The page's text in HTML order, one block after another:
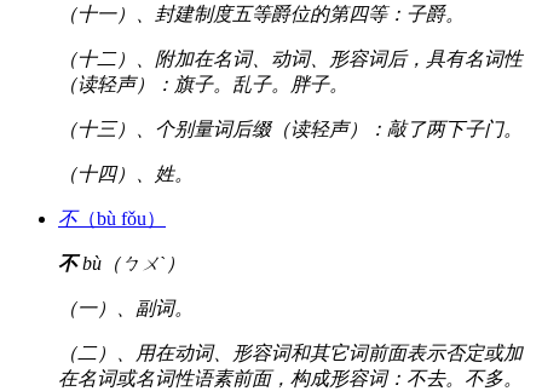
（十一）、封建制度五等爵位的第四等：子爵。
（十二）、附加在名词、动词、形容词后，具有名词性
（读轻声）：旗子。乱子。胖子。
（十三）、个别量词后缀（读轻声）：敲了两下子门。
（十四）、姓。
不（bù fǒu）
不bù（ㄅㄨˋ）
（一）、副词。
（二）、用在动词、形容词和其它词前面表示否定或加
在名词或名词性语素前面，构成形容词：不去。不多。